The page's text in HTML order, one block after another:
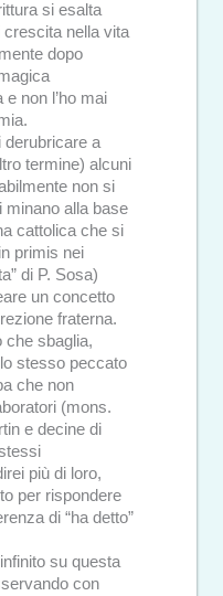
si esalta
nella vita
dopo
e non l’ho mai
derubricare a
termine) alcuni
non si
minano alla base
cattolica che si
primis nei
di P. Sosa)
un concetto
fraterna.
che sbaglia,
stesso peccato
che non
(mons.
e decine di
più di loro,
per rispondere
di “ha detto”
su questa
con